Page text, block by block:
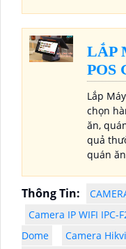
LẮP
POS
Lắp
chọn
ăn,
quả
quán
Thông Tin:
Camera IP WIFI IPC-
Dome
Camera